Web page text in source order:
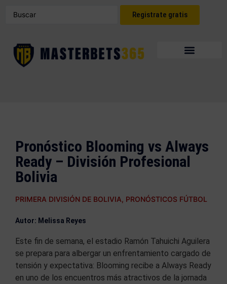
Registrate gratis
Pronóstico Blooming vs Always
Ready – División Profesional
Bolivia
PRIMERA DIVISIÓN DE BOLIVIA, PRONÓSTICOS FÚTBOL
Autor: Melissa Reyes
Este fin de semana, el estadio Ramón Tahuichi Aguilera
se prepara para albergar un enfrentamiento cargado de
tensión y expectativa: Blooming recibe a Always Ready
en uno de los encuentros más atractivos de la jornada